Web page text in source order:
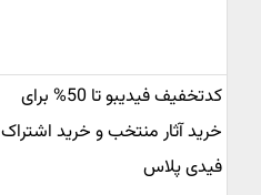
کدتخفیف فیدیبو تا 50% برای
خرید آثار منتخب و خرید اشتراک
فیدی پلاس